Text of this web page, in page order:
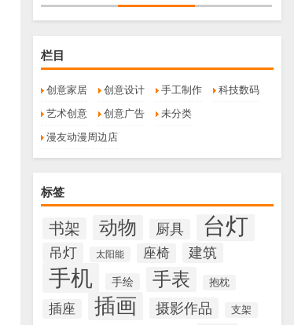
栏目
创意家居 创意设计 手工制作
科技数码
艺术创意
创意广告
未分类
漫友动漫周边店
标签
书架 动物 厨具 台灯
吊灯 太阳能 座椅 建筑
手机 手绘 手表 抱枕
插座 插画 摄影作品 支架